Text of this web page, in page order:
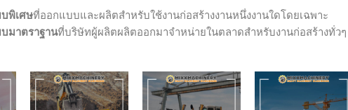
บพิเศษที่ออกแบบและผลิตสำหรับใช้งานก่อสร้างงานหนึ่งงานใดโดยเฉพาะ
มาตราฐานที่บริษัทผู้ผลิตผลิตออกมาจำหน่ายในตลาดสำหรับงานก่อสร้างทั่วๆ